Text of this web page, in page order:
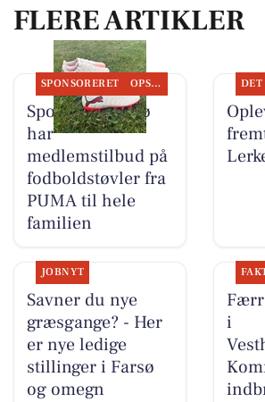
FLERE ARTIKLER
SPONSORERET OPSLAGSTAVLEN
Sportigan Farsø
har
medlemstilbud på
fodboldstøvler fra
PUMA til hele
familien
DET
JOBNYT
Savner du nye
græsgange? - Her
er nye ledige
stillinger i Farsø
og omegn
i